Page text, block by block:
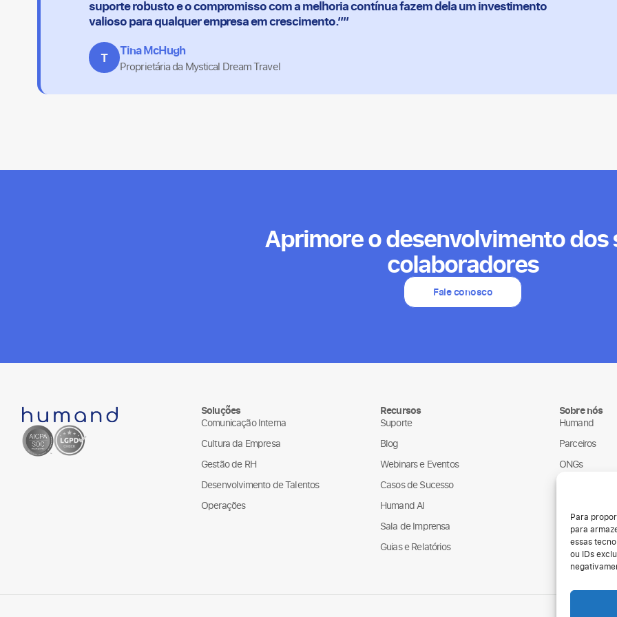
Para
para
essas
ou IDs
suporte robusto e o compromisso com a melhoria contínua fazem dela um investimento
valioso para qualquer empresa em crescimento.””
T Tina McHugh
Proprietária da Mystical Dream Travel
Aprimore o desenvolvimento dos
colaboradores
Fale conosco
Soluções
Comunicação Interna
Cultura da Empresa
Gestão de RH
Desenvolvimento de Talentos
Operações
Recursos
Suporte
Blog
Webinars e Eventos
Casos de Sucesso
Humand AI
Sala de Imprensa
Guias e Relatórios
Sobre nós
Humand
Parceiros
ONGs